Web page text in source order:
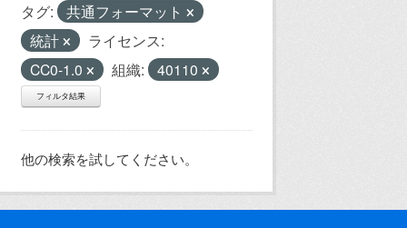
タグ:
共通フォーマット
統計
ライセンス:
CC0-1.0
組織: 40110
フィルタ結果
他の検索を試してください。